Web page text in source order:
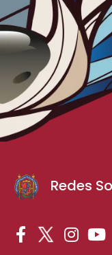
Redes